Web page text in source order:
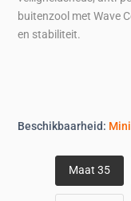
buitenzool met Wave
en stabiliteit.
Beschikbaarheid:
Maat 35